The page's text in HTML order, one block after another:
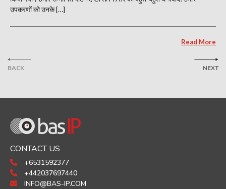
BACK
उपकरणों को उनके […]
Read More
NEXT
CONTACT US
+6531592377
+442037697440
INFO@BAS-IP.COM